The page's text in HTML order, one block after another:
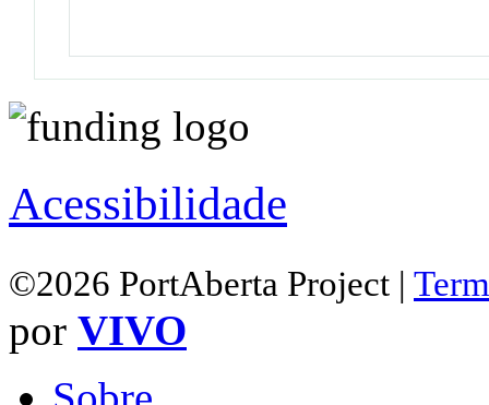
Acessibilidade
©2026 PortAberta Project |
por VIVO